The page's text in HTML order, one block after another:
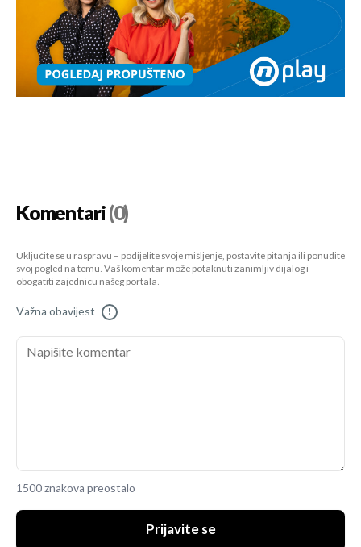
Komentari(0)
Uključite se u raspravu – podijelite svoje mišljenje, postavite pitanja ili ponudite
svoj pogled na temu. Vaš komentar može potaknuti zanimljiv dijalog i
obogatiti zajednicu našeg portala.
Važna obavijest !
1500 znakova preostalo
Prijavite se